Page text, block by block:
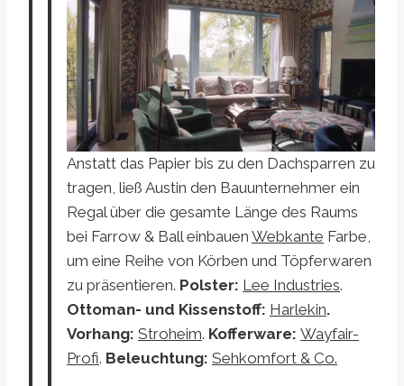
Anstatt das Papier bis zu den Dachsparren zu
tragen, ließ Austin den Bauunternehmer ein
Regal über die gesamte Länge des Raums
bei Farrow & Ball einbauen Webkante Farbe,
um eine Reihe von Körben und Töpferwaren
zu präsentieren. Polster: Lee Industries.
Ottoman- und Kissenstoff: Harlekin.
Vorhang: Stroheim. Kofferware: Wayfair-
Profi. Beleuchtung: Sehkomfort & Co.